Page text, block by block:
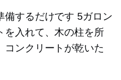
備するだけです 5ガロン
を入れて、木の柱を所
コンクリートが乾いた